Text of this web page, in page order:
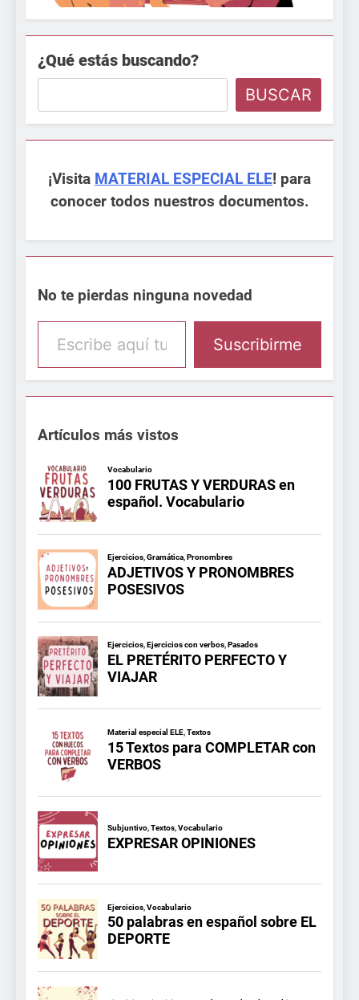
¿Qué estás buscando?
BUSCAR
¡Visita MATERIAL ESPECIAL ELE! para
conocer todos nuestros documentos.
No te pierdas ninguna novedad
Escribe aquí tu email
Suscribirme
Artículos más vistos